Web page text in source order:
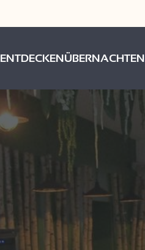
ENTDECKENÜBERNACHTEN